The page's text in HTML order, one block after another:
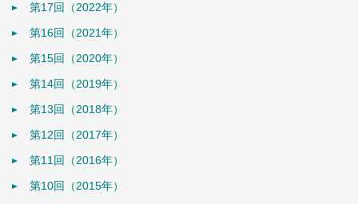
第17回（2022年）
第16回（2021年）
第15回（2020年）
第14回（2019年）
第13回（2018年）
第12回（2017年）
第11回（2016年）
第10回（2015年）